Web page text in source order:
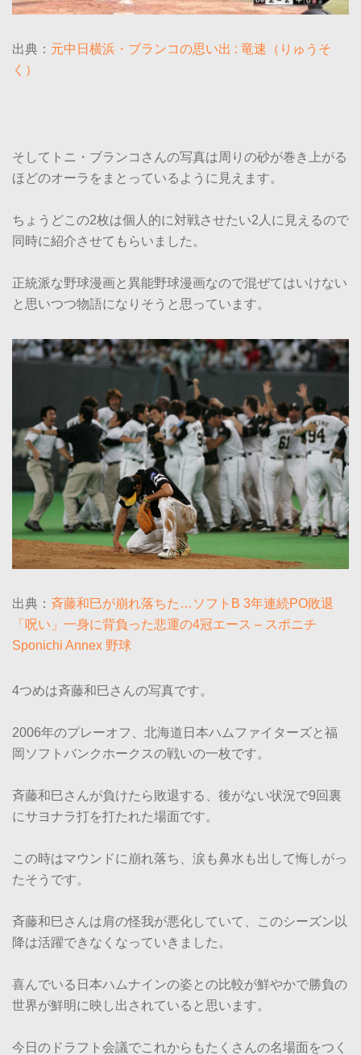
出典： 元中日横浜・ブランコの思い出 : 竜速（りゅうそ
く）
そしてトニ・ブランコさんの写真は周りの砂が巻き上がる
ほどのオーラをまとっているように見えます。
ちょうどこの2枚は個人的に対戦させたい2人に見えるので
同時に紹介させてもらいました。
正統派な野球漫画と異能野球漫画なので混ぜてはいけない
と思いつつ物語になりそうと思っています。
出典： 斉藤和巳が崩れ落ちた…ソフトB 3年連続PO敗退
「呪い」一身に背負った悲運の4冠エース – スポニチ
Sponichi Annex 野球
4つめは斉藤和巳さんの写真です。
2006年のプレーオフ、北海道日本ハムファイターズと福
岡ソフトバンクホークスの戦いの一枚です。
斉藤和巳さんが負けたら敗退する、後がない状況で9回裏
にサヨナラ打を打たれた場面です。
この時はマウンドに崩れ落ち、涙も鼻水も出して悔しがっ
たそうです。
斉藤和巳さんは肩の怪我が悪化していて、このシーズン以
降は活躍できなくなっていきました。
喜んでいる日本ハムナインの姿との比較が鮮やかで勝負の
世界が鮮明に映し出されていると思います。
今日のドラフト会議でこれからもたくさんの名場面をつく